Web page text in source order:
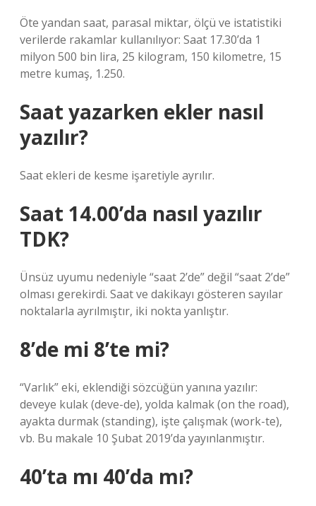
Öte yandan saat, parasal miktar, ölçü ve istatistiki
verilerde rakamlar kullanılıyor: Saat 17.30’da 1
milyon 500 bin lira, 25 kilogram, 150 kilometre, 15
metre kumaş, 1.250.
Saat yazarken ekler nasıl
yazılır?
Saat ekleri de kesme işaretiyle ayrılır.
Saat 14.00’da nasıl yazılır
TDK?
Ünsüz uyumu nedeniyle “saat 2’de” değil “saat 2’de”
olması gerekirdi. Saat ve dakikayı gösteren sayılar
noktalarla ayrılmıştır, iki nokta yanlıştır.
8’de mi 8’te mi?
“Varlık” eki, eklendiği sözcüğün yanına yazılır:
deveye kulak (deve-de), yolda kalmak (on the road),
ayakta durmak (standing), işte çalışmak (work-te),
vb. Bu makale 10 Şubat 2019’da yayınlanmıştır.
40’ta mı 40’da mı?